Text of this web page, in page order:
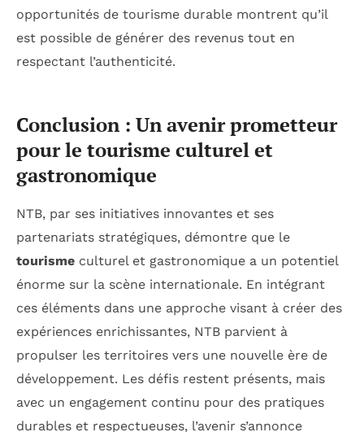
opportunités de tourisme durable montrent qu’il
est possible de générer des revenus tout en
respectant l’authenticité.
Conclusion : Un avenir prometteur
pour le tourisme culturel et
gastronomique
NTB, par ses initiatives innovantes et ses
partenariats stratégiques, démontre que le
tourisme culturel et gastronomique a un potentiel
énorme sur la scène internationale. En intégrant
ces éléments dans une approche visant à créer des
expériences enrichissantes, NTB parvient à
propulser les territoires vers une nouvelle ère de
développement. Les défis restent présents, mais
avec un engagement continu pour des pratiques
durables et respectueuses, l’avenir s’annonce